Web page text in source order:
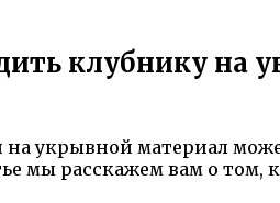
клубнику на
на укрывной материал
мы расскажем вам о